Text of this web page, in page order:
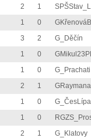
2 1
1 0
3 2
G_Děčín
1 0
1 0
G_Prachati
2 1
1 0
G_ČesLípa
1 0
2 1
G_Klatovy